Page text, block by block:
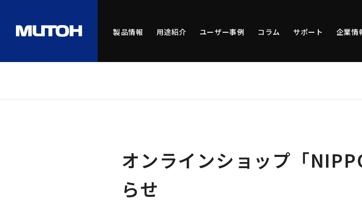
製品情報 用途紹介 ユーザー事例 コラム サポート 企業情
オンラインショップ「
らせ